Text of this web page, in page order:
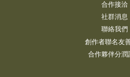
合作接洽
社群消息
聯絡我們
創作者聯名友
合作夥伴分潤